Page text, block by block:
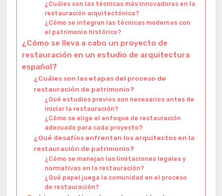
¿Cuáles son las técnicas más innovadoras en la
restauración arquitectónica?
¿Cómo se integran las técnicas modernas con
el patrimonio histórico?
¿Cómo se lleva a cabo un proyecto de
restauración en un estudio de arquitectura
español?
¿Cuáles son las etapas del proceso de
restauración de patrimonio?
¿Qué estudios previos son necesarios antes de
iniciar la restauración?
¿Cómo se elige el enfoque de restauración
adecuado para cada proyecto?
¿Qué desafíos enfrentan los arquitectos en la
restauración de patrimonio?
¿Cómo se manejan las limitaciones legales y
normativas en la restauración?
¿Qué papel juega la comunidad en el proceso
de restauración?